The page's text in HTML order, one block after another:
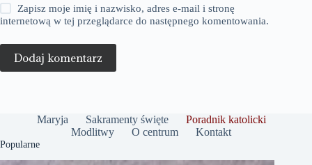
Zapisz moje imię i nazwisko, adres e-mail i stronę
internetową w tej przeglądarce do następnego komentowania.
Dodaj komentarz
Maryja Sakramenty święte
Poradnik katolicki
Modlitwy
O centrum Kontakt
Popularne